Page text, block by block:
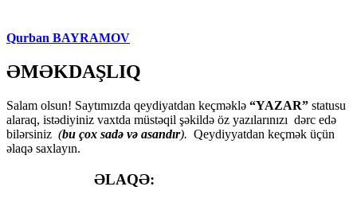
Qurban BAYRAMOV
ƏMƏKDAŞLIQ
Salam olsun! Saytımızda qeydiyatdan keçməklə “YAZAR” statusu
alaraq, istədiyiniz vaxtda müstəqil şəkildə öz yazılarınızı dərc edə
bilərsiniz (bu çox sadə və asandır). Qeydiyyatdan keçmək üçün
əlaqə saxlayın.
ƏLAQƏ: